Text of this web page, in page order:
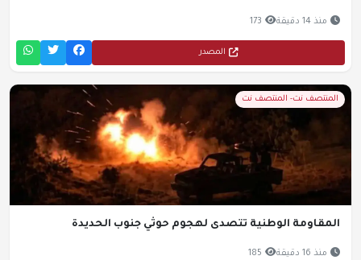
منذ 14 دقيقة 173
المصدر
المنتصف نت- المنتصف نت
المقاومة الوطنية تتصدى لهجوم حوثي جنوب الحديدة
منذ 16 دقيقة 185